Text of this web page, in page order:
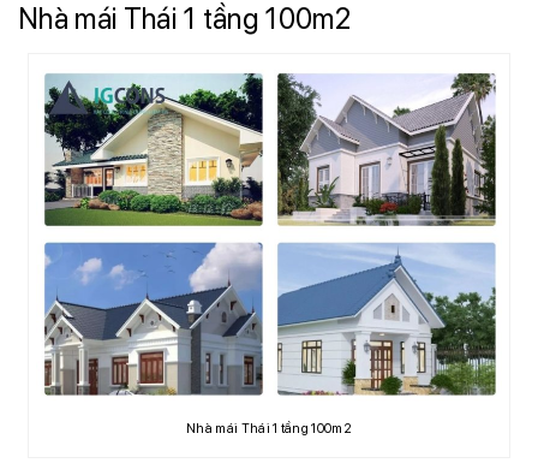
Nhà mái Thái 1 tầng 100m2
Nhà mái Thái 1 tầng 100m2